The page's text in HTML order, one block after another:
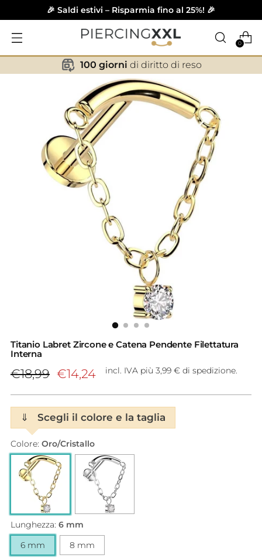
🎉 Saldi estivi – Risparmia fino al 25%! 🎉
0
✕
100 giorni di diritto di reso
Titanio Labret Zircone e Catena Pendente Filettatura
Interna
Prezzo
listino
€18,99 €14,24 incl. IVA più 3,99 € di spedizione.
⇓ Scegli il colore e la taglia
Colore: Oro/Cristallo
Lunghezza: 6 mm
6 mm 8 mm